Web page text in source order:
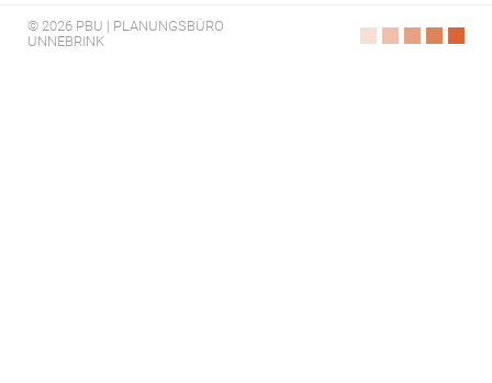
© 2026 PBU | PLANUNGSBÜRO
UNNEBRINK